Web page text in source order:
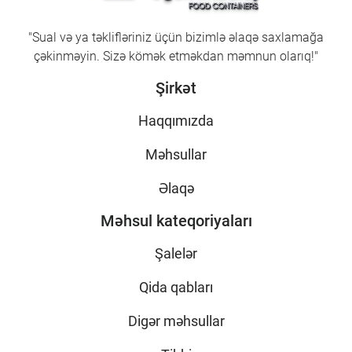
"Sual və ya təklifləriniz üçün bizimlə əlaqə saxlamağa
çəkinməyin. Sizə kömək etməkdan məmnun olarıq!"
Şirkət
Haqqımızda
Məhsullar
Əlaqə
Məhsul kateqoriyaları
Şalelər
Qida qabları
Digər məhsullar